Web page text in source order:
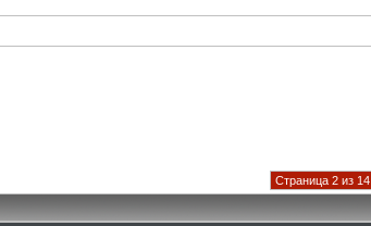
Страница 2 из 14